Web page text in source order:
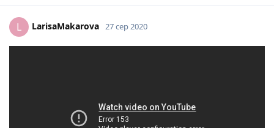
L LarisaMakarova 27 сер 2020